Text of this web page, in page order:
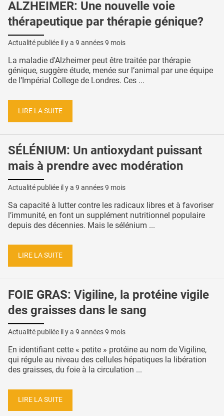
ALZHEIMER: Une nouvelle voie
thérapeutique par thérapie génique?
Actualité publiée il y a 9 années 9 mois
La maladie d'Alzheimer peut être traitée par thérapie
génique, suggère étude, menée sur l’animal par une équipe
de l’Impérial College de Londres. Ces ...
LIRE LA SUITE
SÉLÉNIUM: Un antioxydant puissant
mais à prendre avec modération
Actualité publiée il y a 9 années 9 mois
Sa capacité à lutter contre les radicaux libres et à favoriser
l’immunité, en font un supplément nutritionnel populaire
depuis des décennies. Mais le sélénium ...
LIRE LA SUITE
FOIE GRAS: Vigiline, la protéine vigile
des graisses dans le sang
Actualité publiée il y a 9 années 9 mois
En identifiant cette « petite » protéine au nom de Vigiline,
qui régule au niveau des cellules hépatiques la libération
des graisses, du foie à la circulation ...
LIRE LA SUITE